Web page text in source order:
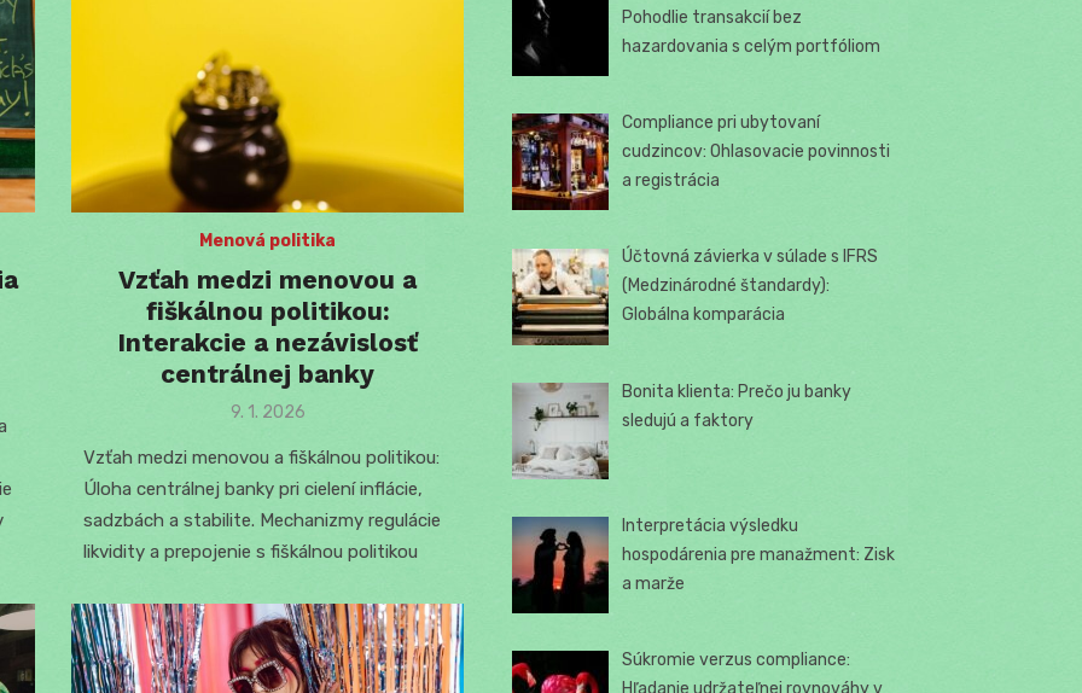
Menová politika
Vzťah medzi menovou a
fiškálnou politikou:
Interakcie a nezávislosť
centrálnej banky
Posted
9. 1. 2026
Vzťah medzi menovou a fiškálnou politikou:
Úloha centrálnej banky pri cielení inflácie,
sadzbách a stabilite. Mechanizmy regulácie
likvidity a prepojenie s fiškálnou politikou
Pohodlie transakcií bez
hazardovania s celým portfóliom
Compliance pri ubytovaní
cudzincov: Ohlasovacie povinnosti
a registrácia
Účtovná závierka v súlade s IFRS
(Medzinárodné štandardy):
Globálna komparácia
Bonita klienta: Prečo ju banky
sledujú a faktory
Interpretácia výsledku
hospodárenia pre manažment: Zisk
a marže
Súkromie verzus compliance:
Hľadanie udržateľnej rovnováhy v